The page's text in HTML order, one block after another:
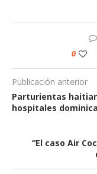
0
Publicación anterior
Parturientas
hospitales
“El caso Air